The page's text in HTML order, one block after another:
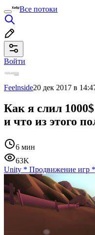
Все потоки
Войти
Feelnside20 дек 2017 в
Как я слил
и что из этого
6 мин
63K
Unity * Продвижение игр *